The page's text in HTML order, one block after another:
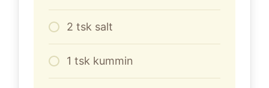
2 tsk salt
1 tsk kummin